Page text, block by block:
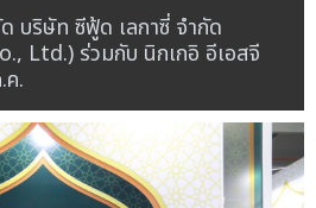
บริษัท ซีฟู้ด เลกาซี่ จำกัด
Ltd.) ร่วมกับ นิกเกอิ อีเอสจี
ค.